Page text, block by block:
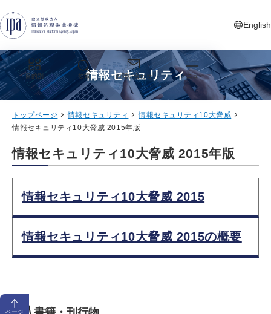
English
新しいタ
目的別 検索 お問い合わせ メニュー
情報セキュリティ
トップページ 情報セキュリティ
情報セキュリティ10大脅威
情報セキュリティ10大脅威 2015年版
情報セキュリティ10大脅威 2015年版
情報セキュリティ10大脅威 2015
情報セキュリティ10大脅威 2015の概要
ページ